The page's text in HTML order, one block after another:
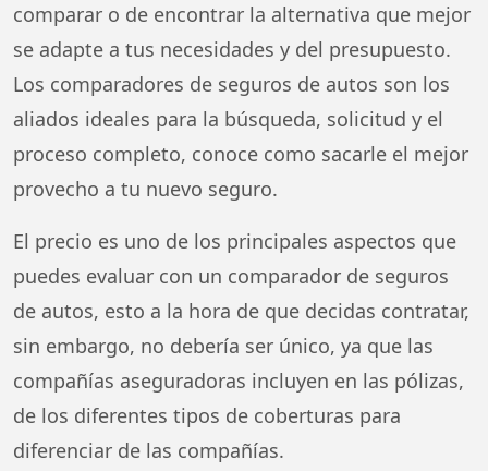
comparar o de encontrar la alternativa que mejor
se adapte a tus necesidades y del presupuesto.
Los comparadores de seguros de autos son los
aliados ideales para la búsqueda, solicitud y el
proceso completo, conoce como sacarle el mejor
provecho a tu nuevo seguro.
El precio es uno de los principales aspectos que
puedes evaluar con un comparador de seguros
de autos, esto a la hora de que decidas contratar,
sin embargo, no debería ser único, ya que las
compañías aseguradoras incluyen en las pólizas,
de los diferentes tipos de coberturas para
diferenciar de las compañías.